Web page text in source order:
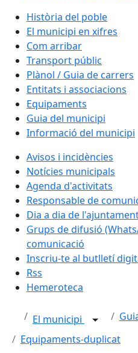
Història del poble
El municipi en xifres
Com arribar
Transport públic
Plànol / Guia de carrers
Entitats i associacions
Equipaments
Guia del municipi
Informació del municipi
Avisos i incidències
Notícies municipals
Agenda d'activitats
Responsable de
Dia a dia de
Grups de difusió
comunicació
Inscriu-te al butlletí
Rss
Hemeroteca
El municipi
Equipaments-duplicat